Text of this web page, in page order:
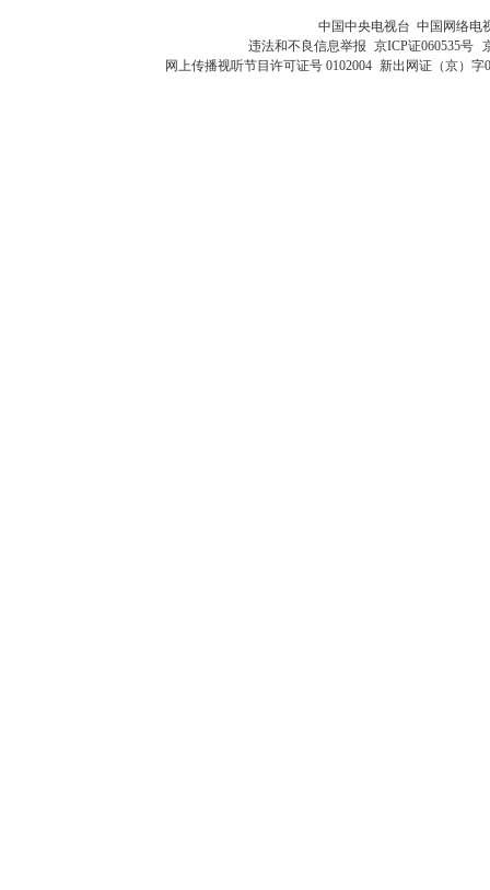
中国中央电视台 中国网络电
违法和不良信息举报 京ICP证060535号
网上传播视听节目许可证号 0102004 新出网证（京）